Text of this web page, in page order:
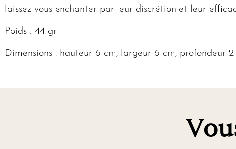
laissez-vous enchanter par leur discrétion et leur
Poids : 44 gr
Dimensions : hauteur 6 cm, largeur 6 cm, profondeur 2